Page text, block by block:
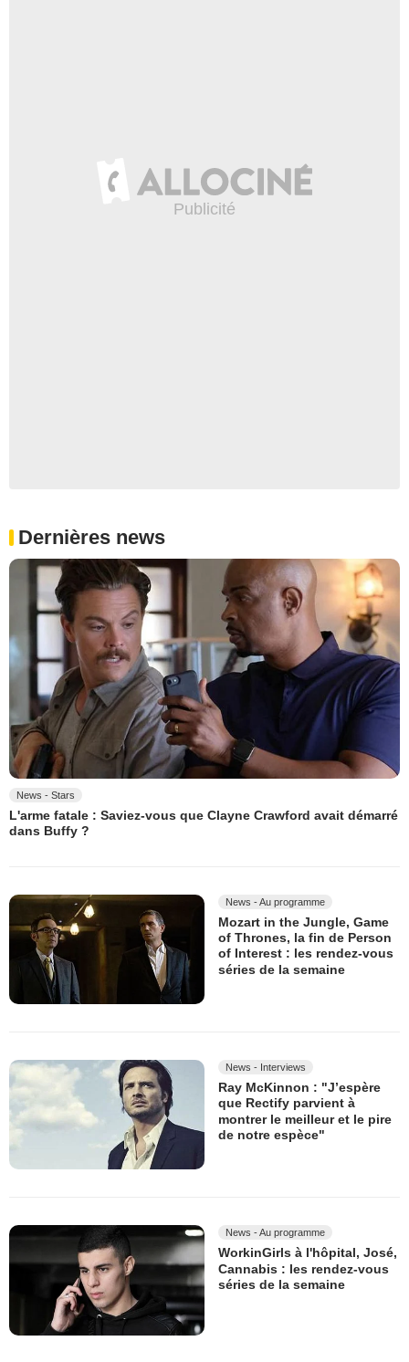
Dernières news
News - Stars
L'arme fatale : Saviez-vous que Clayne Crawford avait démarré
dans Buffy ?
News - Au programme
Mozart in the Jungle, Game
of Thrones, la fin de Person
of Interest : les rendez-vous
séries de la semaine
News - Interviews
Ray McKinnon : "J’espère
que Rectify parvient à
montrer le meilleur et le pire
de notre espèce"
News - Au programme
WorkinGirls à l'hôpital, José,
Cannabis : les rendez-vous
séries de la semaine